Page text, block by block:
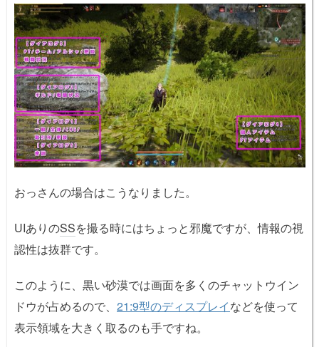
おっさんの場合はこうなりました。
UIありのSSを撮る時にはちょっと邪魔ですが、情報の視
認性は抜群です。
このように、黒い砂漠では画面を多くのチャットウイン
ドウが占めるので、 21:9型のディスプレイなどを使って
表示領域を大きく取るのも手ですね。